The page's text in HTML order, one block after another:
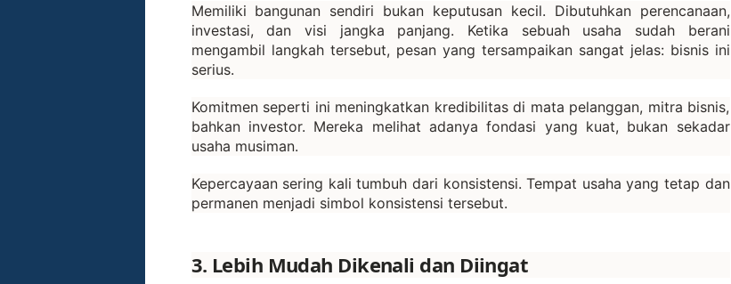
Memiliki bangunan sendiri bukan keputusan kecil. Dibutuhkan perencanaan,
investasi, dan visi jangka panjang. Ketika sebuah usaha sudah berani
mengambil langkah tersebut, pesan yang tersampaikan sangat jelas: bisnis ini
serius.
Komitmen seperti ini meningkatkan kredibilitas di mata pelanggan, mitra bisnis,
bahkan investor. Mereka melihat adanya fondasi yang kuat, bukan sekadar
usaha musiman.
Kepercayaan sering kali tumbuh dari konsistensi. Tempat usaha yang tetap dan
permanen menjadi simbol konsistensi tersebut.
3. Lebih Mudah Dikenali dan Diingat